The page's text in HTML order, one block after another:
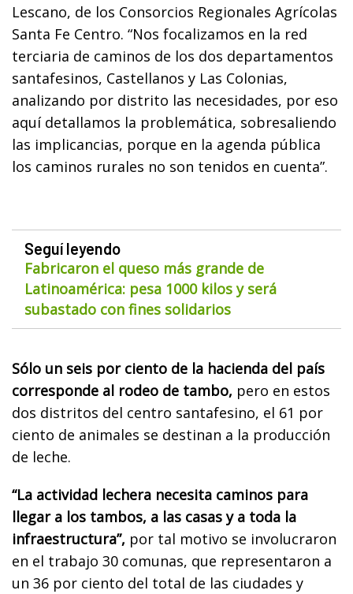
Lescano, de los Consorcios Regionales Agrícolas
Santa Fe Centro. “Nos focalizamos en la red
terciaria de caminos de los dos departamentos
santafesinos, Castellanos y Las Colonias,
analizando por distrito las necesidades, por eso
aquí detallamos la problemática, sobresaliendo
las implicancias, porque en la agenda pública
los caminos rurales no son tenidos en cuenta”.
Seguí leyendo
Fabricaron el queso más grande de
Latinoamérica: pesa 1000 kilos y será
subastado con fines solidarios
Sólo un seis por ciento de la hacienda del país
corresponde al rodeo de tambo, pero en estos
dos distritos del centro santafesino, el 61 por
ciento de animales se destinan a la producción
de leche.
“La actividad lechera necesita caminos para
llegar a los tambos, a las casas y a toda la
infraestructura”, por tal motivo se involucraron
en el trabajo 30 comunas, que representaron a
un 36 por ciento del total de las ciudades y